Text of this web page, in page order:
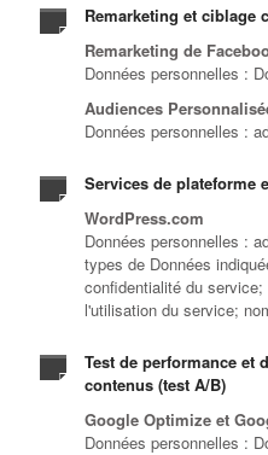
Remarketing et ciblage
Remarketing de
Données personnelles :
Audiences
Données personnelles :
Services de plateforme
WordPress.com
Données personnelles :
types de Données
confidentialité du
l'utilisation du service;
Test de performance et
contenus (test A/B)
Google Optimize et
Données personnelles :